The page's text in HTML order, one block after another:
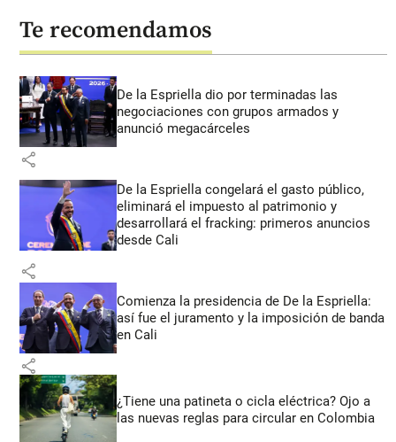
Te recomendamos
De la Espriella dio por terminadas las
negociaciones con grupos armados y
anunció megacárceles
share
De la Espriella congelará el gasto público,
eliminará el impuesto al patrimonio y
desarrollará el fracking: primeros anuncios
desde Cali
share
Comienza la presidencia de De la Espriella:
así fue el juramento y la imposición de banda
en Cali
share
¿Tiene una patineta o cicla eléctrica? Ojo a
las nuevas reglas para circular en Colombia